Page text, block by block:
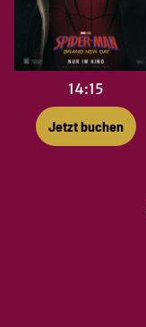
14:15
Jetzt buchen